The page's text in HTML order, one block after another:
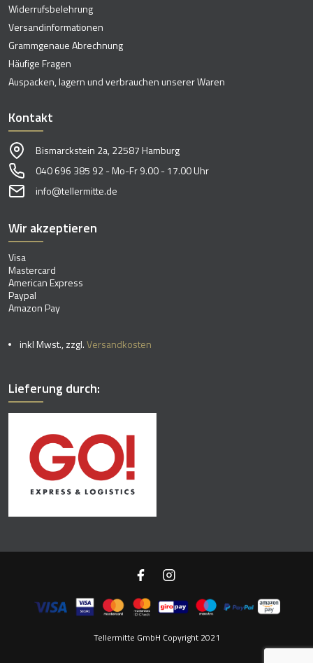
Widerrufsbelehrung
Versandinformationen
Grammgenaue Abrechnung
Häufige Fragen
Auspacken, lagern und verbrauchen unserer Waren
Kontakt
Bismarckstein 2a, 22587 Hamburg
040 696 385 92 - Mo-Fr 9.00 - 17.00 Uhr
info@tellermitte.de
Wir akzeptieren
Visa
Mastercard
American Express
Paypal
Amazon Pay
inkl Mwst., zzgl.Versandkosten
Lieferung durch:
Tellermitte GmbH Copyright 2021